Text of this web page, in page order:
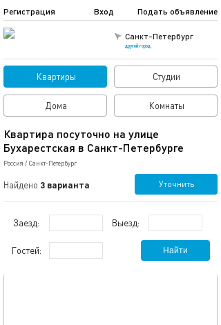
Санкт-Петербург
другой город
Подать объявление
Регистрация Вход
Квартиры Студии
Дома Комнаты
Квартира посуточно на улице
Бухарестская в Санкт-Петербурге
Россия / Санкт-Петербург
Найдено 3 варианта Уточнить
Заезд: Выезд:
Гостей: Найти